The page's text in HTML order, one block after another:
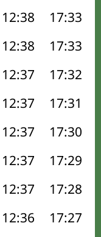
12:38 17:33
12:38 17:33
12:37 17:32
12:37 17:31
12:37 17:30
12:37 17:29
12:37 17:28
12:36 17:27